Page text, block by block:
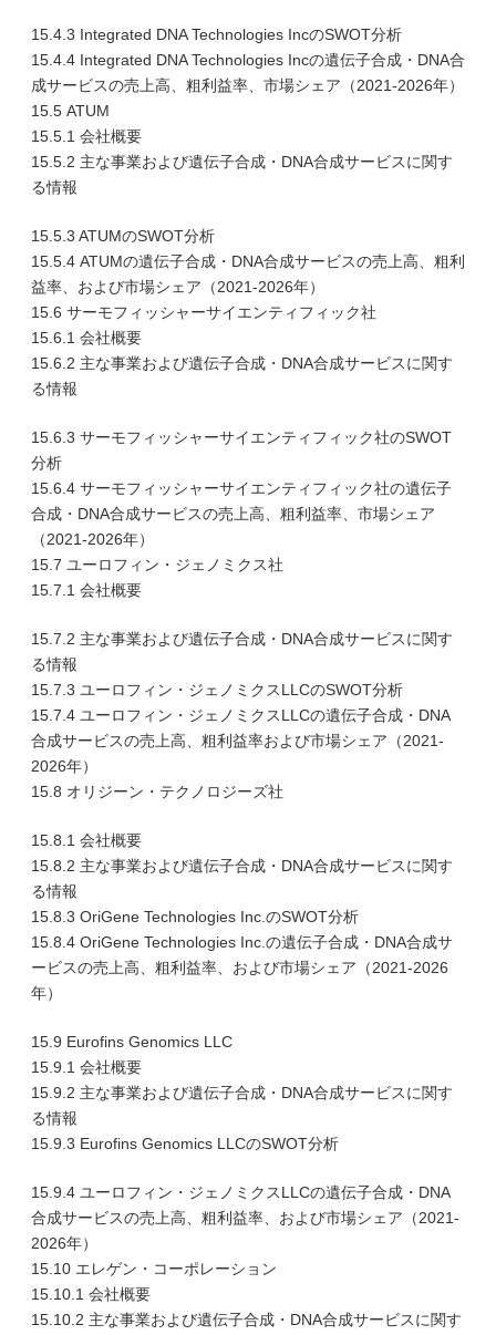
15.4.3 Integrated DNA Technologies IncのSWOT分析
15.4.4 Integrated DNA Technologies Incの遺伝子合成・DNA合
成サービスの売上高、粗利益率、市場シェア（2021-2026年）
15.5 ATUM
15.5.1 会社概要
15.5.2 主な事業および遺伝子合成・DNA合成サービスに関す
る情報
15.5.3 ATUMのSWOT分析
15.5.4 ATUMの遺伝子合成・DNA合成サービスの売上高、粗利
益率、および市場シェア（2021-2026年）
15.6 サーモフィッシャーサイエンティフィック社
15.6.1 会社概要
15.6.2 主な事業および遺伝子合成・DNA合成サービスに関す
る情報
15.6.3 サーモフィッシャーサイエンティフィック社のSWOT
分析
15.6.4 サーモフィッシャーサイエンティフィック社の遺伝子
合成・DNA合成サービスの売上高、粗利益率、市場シェア
（2021-2026年）
15.7 ユーロフィン・ジェノミクス社
15.7.1 会社概要
15.7.2 主な事業および遺伝子合成・DNA合成サービスに関す
る情報
15.7.3 ユーロフィン・ジェノミクスLLCのSWOT分析
15.7.4 ユーロフィン・ジェノミクスLLCの遺伝子合成・DNA
合成サービスの売上高、粗利益率および市場シェア（2021-
2026年）
15.8 オリジーン・テクノロジーズ社
15.8.1 会社概要
15.8.2 主な事業および遺伝子合成・DNA合成サービスに関す
る情報
15.8.3 OriGene Technologies Inc.のSWOT分析
15.8.4 OriGene Technologies Inc.の遺伝子合成・DNA合成サ
ービスの売上高、粗利益率、および市場シェア（2021-2026
年）
15.9 Eurofins Genomics LLC
15.9.1 会社概要
15.9.2 主な事業および遺伝子合成・DNA合成サービスに関す
る情報
15.9.3 Eurofins Genomics LLCのSWOT分析
15.9.4 ユーロフィン・ジェノミクスLLCの遺伝子合成・DNA
合成サービスの売上高、粗利益率、および市場シェア（2021-
2026年）
15.10 エレゲン・コーポレーション
15.10.1 会社概要
15.10.2 主な事業および遺伝子合成・DNA合成サービスに関す